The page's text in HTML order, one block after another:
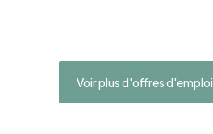
Voir plus d'offres d'emploi